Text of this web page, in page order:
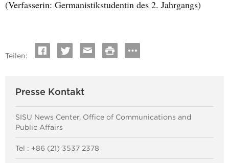
(Verfasserin: Germanistikstudentin des 2. Jahrgangs)
Teilen:
Presse Kontakt
SISU News Center, Office of Communications and
Public Affairs
Tel : +86 (21) 3537 2378